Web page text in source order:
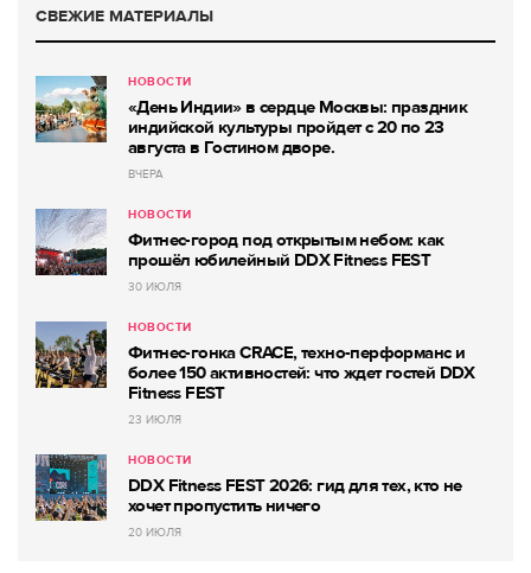
СВЕЖИЕ МАТЕРИАЛЫ
НОВОСТИ
«День Индии» в сердце Москвы: праздник
индийской культуры пройдет с 20 по 23
августа в Гостином дворе.
ВЧЕРА
НОВОСТИ
Фитнес-город под открытым небом: как
прошёл юбилейный DDX Fitness FEST
30 ИЮЛЯ
НОВОСТИ
Фитнес-гонка CRACE, техно-перформанс и
более 150 активностей: что ждет гостей DDX
Fitness FEST
23 ИЮЛЯ
НОВОСТИ
DDX Fitness FEST 2026: гид для тех, кто не
хочет пропустить ничего
20 ИЮЛЯ